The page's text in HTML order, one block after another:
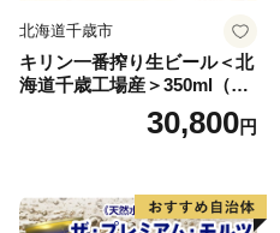
北海道千歳市
キリン一番搾り生ビール＜北
海道千歳工場産＞350ml（24
30,800円